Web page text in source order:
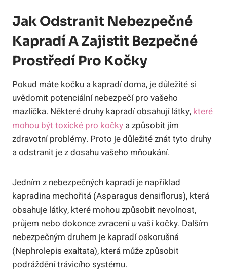
Jak Odstranit Nebezpečné
Kapradí A Zajistit Bezpečné
Prostředí Pro Kočky
Pokud máte kočku a kapradí doma, je důležité si
uvědomit potenciální nebezpečí pro vašeho
mazlíčka. Některé druhy kapradí obsahují látky, které
mohou být toxické pro kočky a způsobit jim
zdravotní problémy. Proto je důležité znát tyto druhy
a odstranit je z dosahu vašeho mňoukání.
Jedním z nebezpečných kapradí je například
kapradina mechořitá (Asparagus densiflorus), která
obsahuje látky, které mohou způsobit nevolnost,
průjem nebo dokonce zvracení u vaší kočky. Dalším
nebezpečným druhem je kapradí oskorušná
(Nephrolepis exaltata), která může způsobit
podráždění trávicího systému.